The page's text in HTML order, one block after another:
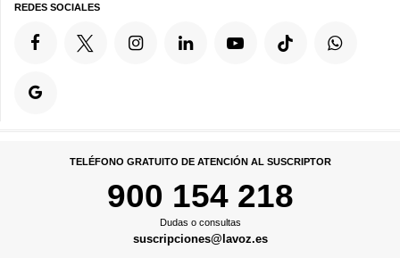
REDES SOCIALES
TELÉFONO GRATUITO DE ATENCIÓN AL SUSCRIPTOR
900 154 218
Dudas o consultas
suscripciones@lavoz.es